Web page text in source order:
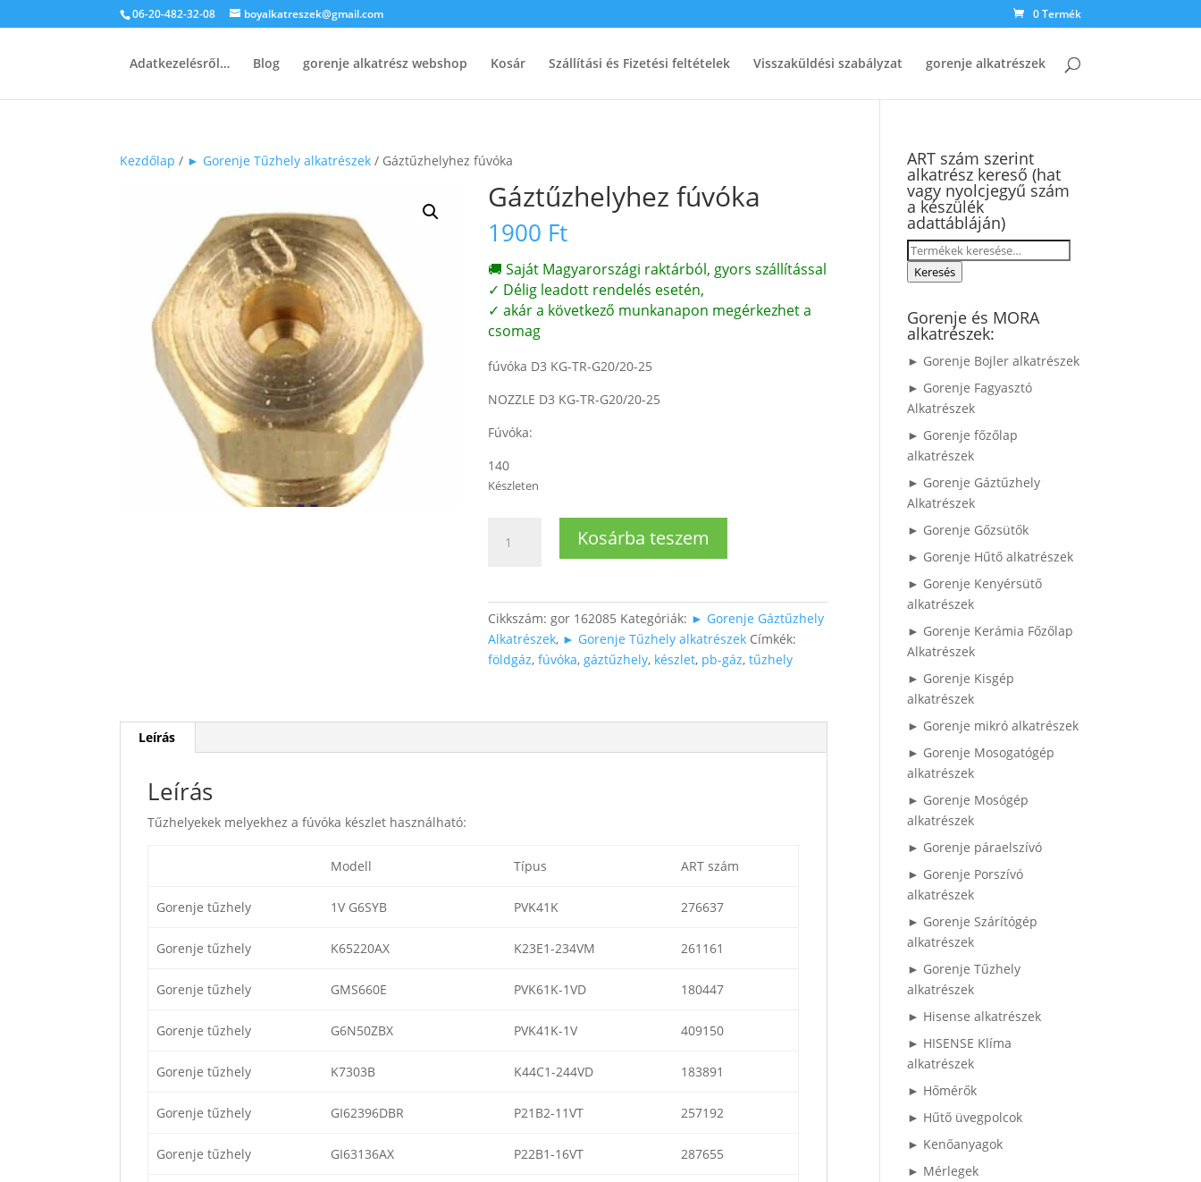
06-20-482-32-08 boyalkatreszek@gmail.com 0 Termék
Adatkezelésről… Blog gorenje alkatrész webshop Kosár Szállítási és Fizetési feltételek Visszaküldési szabályzat gorenje alkatrészek
Kezdőlap / ► Gorenje Tűzhely alkatrészek / Gáztűzhelyhez fúvóka
Gáztűzhelyhez fúvóka
1900 Ft
🚚 Saját Magyarországi raktárból, gyors szállítással
✓ Délig leadott rendelés esetén,
✓ akár a következő munkanapon megérkezhet a
csomag
fúvóka D3 KG-TR-G20/20-25
NOZZLE D3 KG-TR-G20/20-25
Fúvóka:
140
Készleten
fúvóka
Kosárba teszem
Cikkszám:gor 162085 Kategóriák: ► Gorenje Gáztűzhely
Alkatrészek, ► Gorenje Tűzhely alkatrészek Címkék:
földgáz,fúvóka,gáztűzhely, készlet, pb-gáz,tűzhely
Leírás
Leírás
Tűzhelyekek melyekhez a fúvóka készlet használható:
Modell Típus ART szám
Gorenje tűzhely 1V G6SYB PVK41K 276637
Gorenje tűzhely K65220AX K23E1-234VM 261161
Gorenje tűzhely GMS660E PVK61K-1VD 180447
Gorenje tűzhely G6N50ZBX PVK41K-1V 409150
Gorenje tűzhely K7303B K44C1-244VD 183891
Gorenje tűzhely GI62396DBR P21B2-11VT 257192
Gorenje tűzhely GI63136AX P22B1-16VT 287655
ART szám szerint
alkatrész kereső (hat
vagy nyolcjegyű szám
a készülék
adattábláján)
Keresés
a Keresés
Gorenje és MORA
alkatrészek:
► Gorenje Bojler alkatrészek
► Gorenje Fagyasztó
Alkatrészek
► Gorenje főzőlap
alkatrészek
► Gorenje Gáztűzhely
Alkatrészek
► Gorenje Gőzsütők
► Gorenje Hűtő alkatrészek
► Gorenje Kenyérsütő
alkatrészek
► Gorenje Kerámia Főzőlap
Alkatrészek
► Gorenje Kisgép
alkatrészek
► Gorenje mikró alkatrészek
► Gorenje Mosogatógép
alkatrészek
► Gorenje Mosógép
alkatrészek
► Gorenje páraelszívó
► Gorenje Porszívó
alkatrészek
► Gorenje Szárítógép
alkatrészek
► Gorenje Tűzhely
alkatrészek
► Hisense alkatrészek
► HISENSE Klíma
alkatrészek
► Hőmérők
► Hűtő üvegpolcok
► Kenőanyagok
► Mérlegek